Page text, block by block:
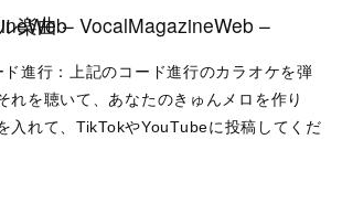
– VocalMagazineWeb
進行：上記のコード進行のカラオケを弾
れを聴いて、あなたのきゅんメロを作り
入れて、TikTokやYouTubeに投稿してくだ